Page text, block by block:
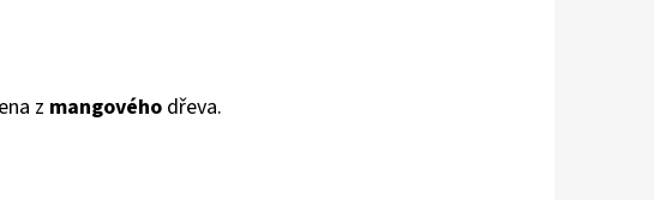
z mangového dřeva.